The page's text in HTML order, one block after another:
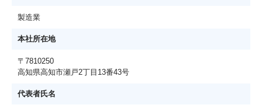
製造業
本社所在地
〒7810250
高知県高知市瀬戸2丁目13番43号
代表者氏名